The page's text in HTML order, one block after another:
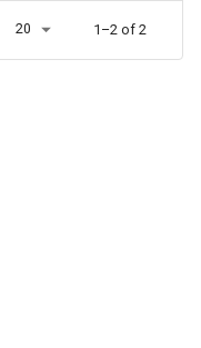
20 1–2 of 2